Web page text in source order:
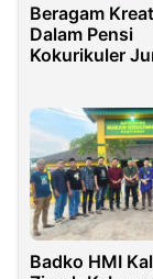
Beragam
Dalam Pensi
Kokurikuler
Badko HMI